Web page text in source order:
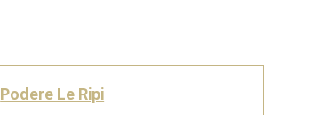
Podere Le Ripi